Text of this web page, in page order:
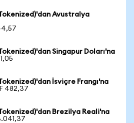
Avustralya
Singapur Doları'na
İsviçre Frangı'na
482,37
Brezilya Reali'na